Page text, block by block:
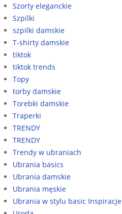
Szorty eleganckie
Szpilki
szpilki damskie
T-shirty damskie
tiktok
tiktok trends
Topy
torby damskie
Torebki damskie
Traperki
TRENDY
TRENDY
Trendy w ubraniach
Ubrania basics
Ubrania damskie
Ubrania męskie
Ubrania w stylu basic Inspiracje